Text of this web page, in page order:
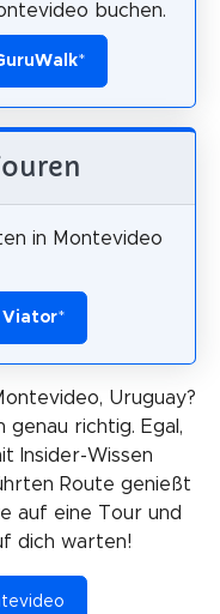
buchen.
*
in Montevideo
Viator*
Uruguay?
genau richtig. Egal,
Insider-Wissen
Route genießt
auf eine Tour und
dich warten!